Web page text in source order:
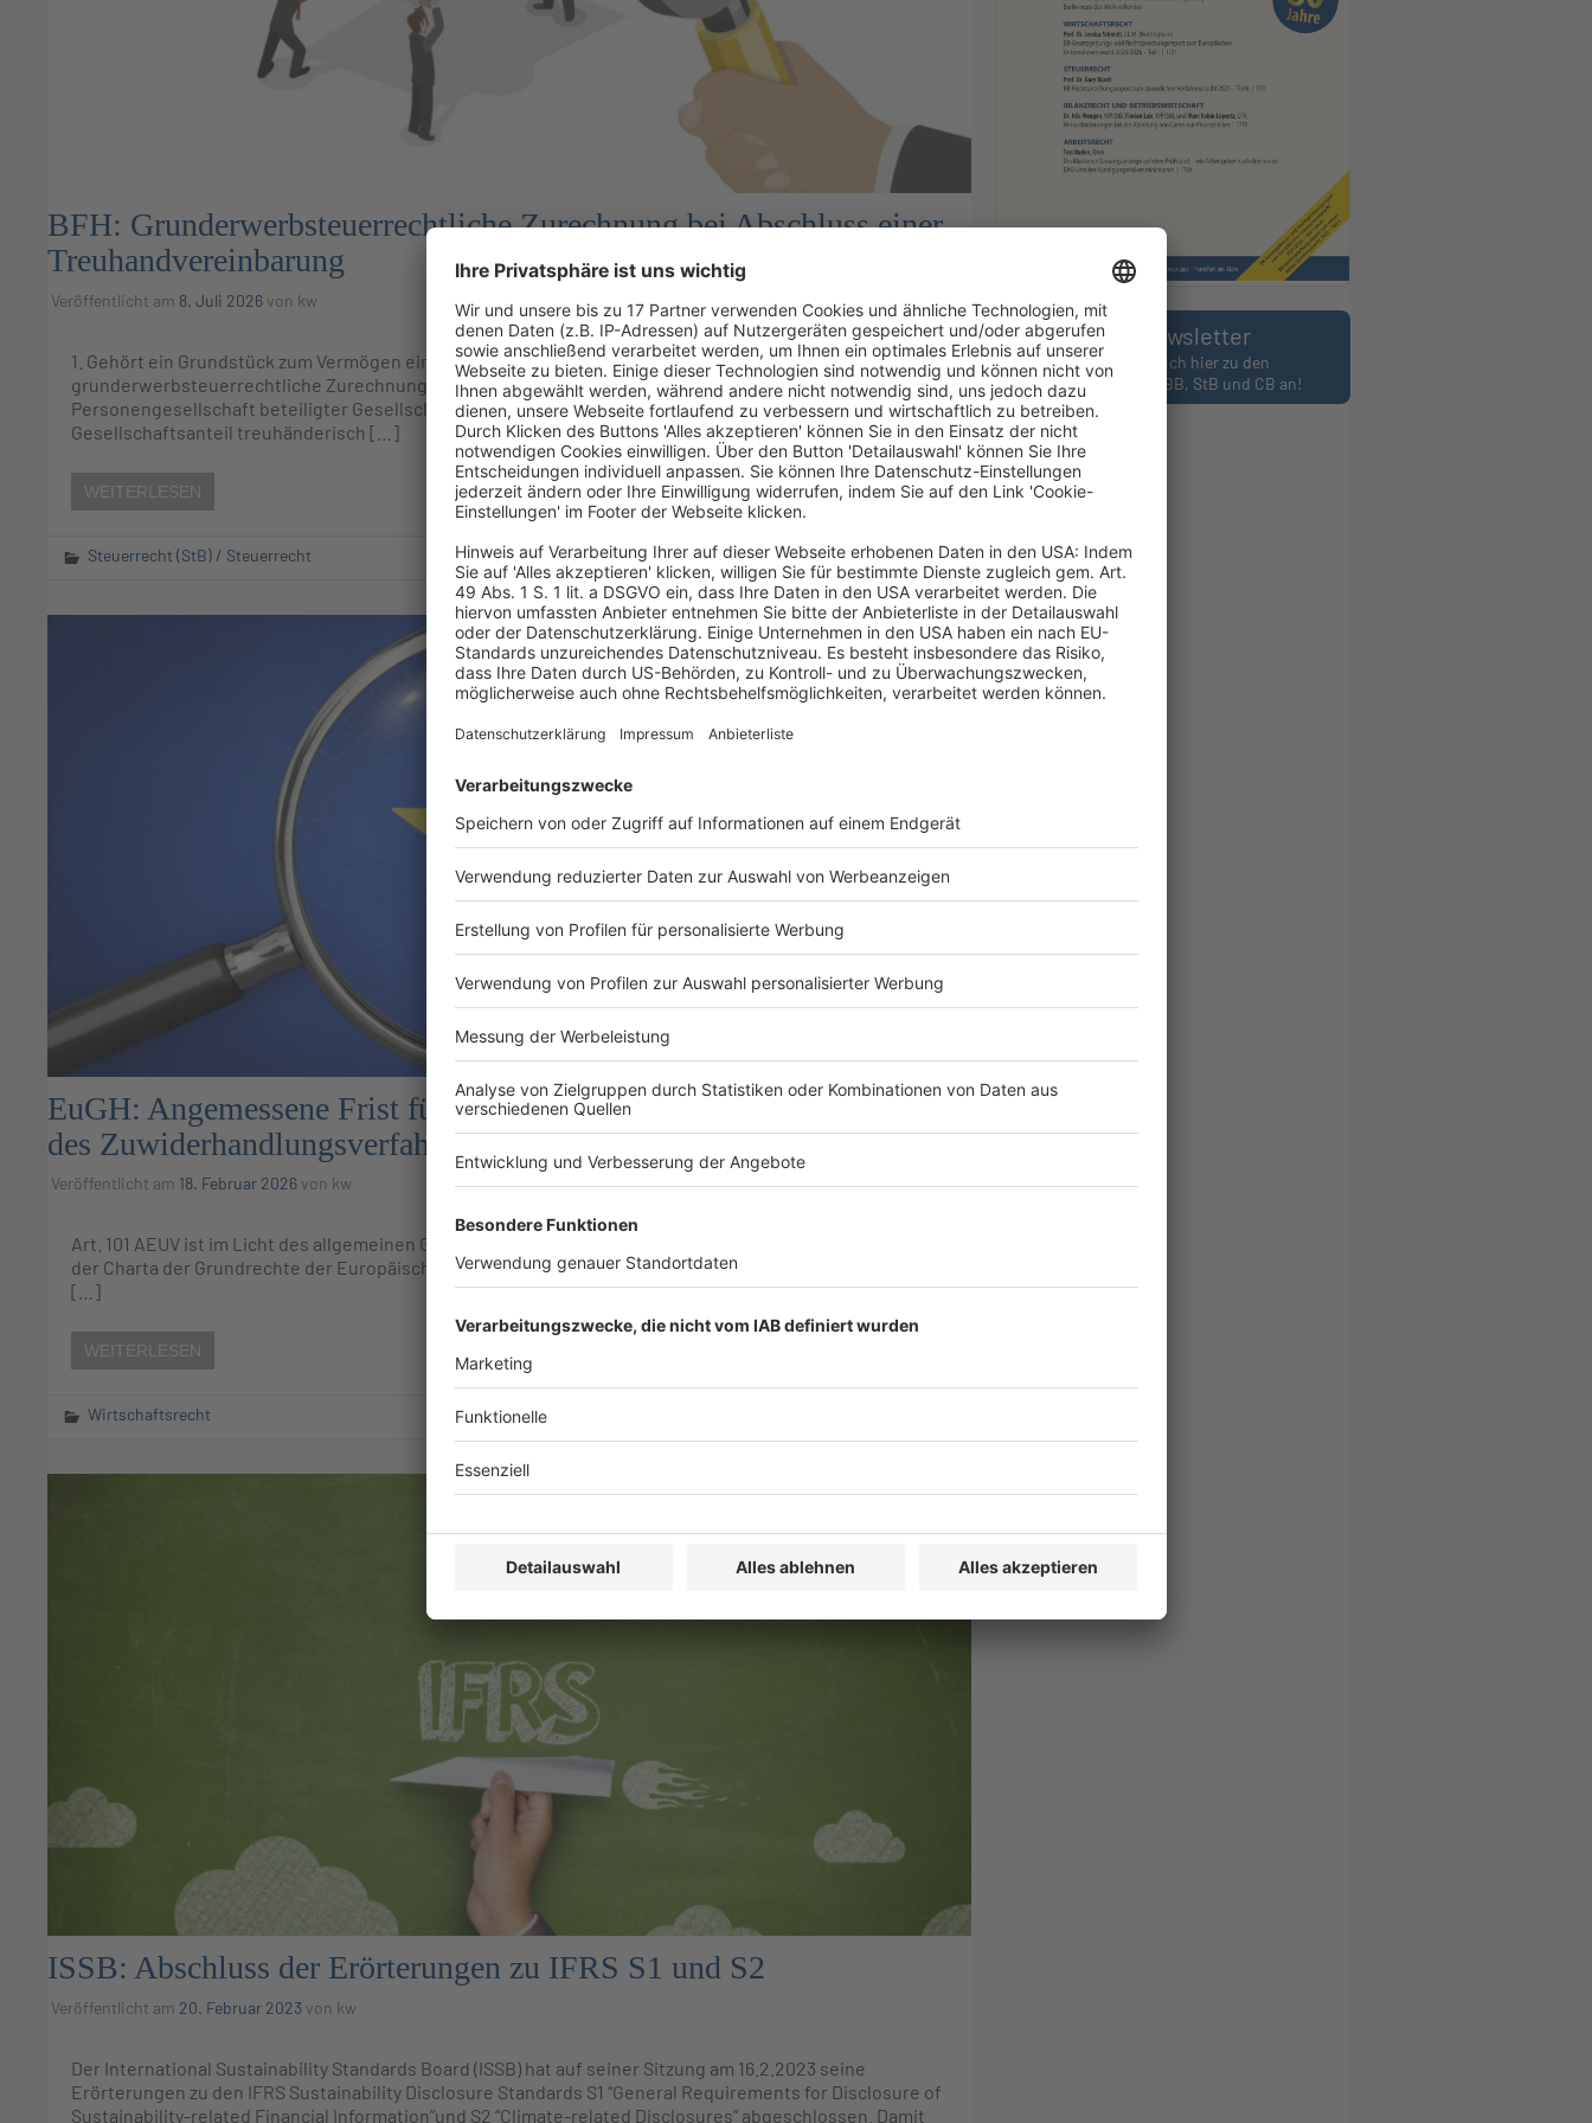
BFH: Grunderwerbsteuerrechtliche Zurechnung bei Abschluss einer
Treuhandvereinbarung
Veröffentlicht am 8. Juli 2026von kw
1. Gehört ein Grundstück zum Vermögen einer Personengesellschaft, entfällt die
grunderwerbsteuerrechtliche Zurechnung des Grundstücks nicht dadurch, dass ein an der
Personengesellschaft beteiligter Gesellschafter mit einem Treugeber vereinbart, den
Gesellschaftsanteil treuhänderisch […]
WEITERLESEN
Steuerrecht (StB) / Steuerrecht
EuGH: Angemessene Frist für den Abschluss der Ermittlungsphase
des Zuwiderhandlungsverfahrens
Veröffentlicht am 18. Februar 2026von kw
Art. 101 AEUV ist im Licht des allgemeinen Grundsatzes des Rechts auf eine gute Verwaltung, von Art. 47
der Charta der Grundrechte der Europäischen Union und des Effektivitätsgrundsatzes dahin auszulegen,
[…]
WEITERLESEN
Wirtschaftsrecht
ISSB: Abschluss der Erörterungen zu IFRS S1 und S2
Veröffentlicht am 20. Februar 2023 von kw
Der International Sustainability Standards Board (ISSB) hat auf seiner Sitzung am 16.2.2023 seine
Erörterungen zu den IFRS Sustainability Disclosure Standards S1 “General Requirements for Disclosure of
Sustainability-related Financial Information”und S2 “Climate-related Disclosures” abgeschlossen. Damit
Newsletter
Melden Sie sich hier zu den
Newslettern des BB, StB und CB an!